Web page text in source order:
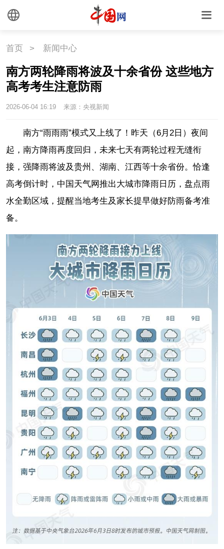
首页 > 新闻中心
南方两轮降雨将波及十余省份 这些地方
高考考生注意防雨
2026-06-04 16:19 来源：央视新闻
南方“雨雨雨”模式又上线了！昨天（6月2日）夜间
起，南方降雨再度回归，未来七天有两轮过程无缝衔
接，强降雨将波及贵州、湖南、江西等十余省份。恰逢
高考倒计时，中国天气网推出大城市降雨日历，盘点雨
水全勤区域，提醒当地考生及家长提早做好防雨备考准
备。